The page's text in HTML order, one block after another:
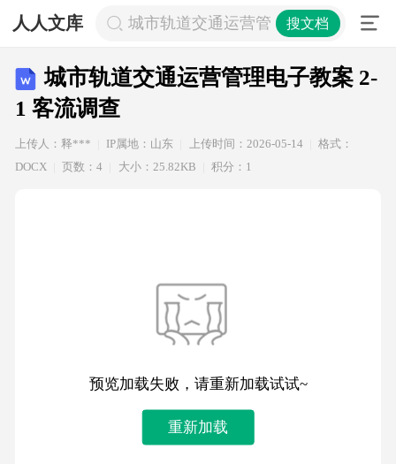
人人文库 城市轨道交通运营管理电子教案 2-1
搜文档
城市轨道交通运营管理电子教案 2-
1 客流调查
上传人：释*** IP属地：山东 上传时间：2026-05-14
格式：
DOCX
页数：4 大小：25.82KB 积分：1
预览加载失败，请重新加载试试~
重新加载